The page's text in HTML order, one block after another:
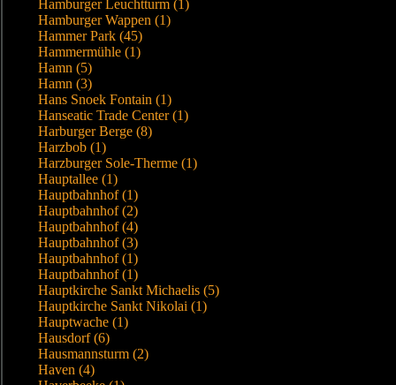
Hamburger Leuchtturm (1)
Hamburger Wappen (1)
Hammer Park (45)
Hammermühle (1)
Hamn (5)
Hamn (3)
Hans Snoek Fontain (1)
Hanseatic Trade Center (1)
Harburger Berge (8)
Harzbob (1)
Harzburger Sole-Therme (1)
Hauptallee (1)
Hauptbahnhof (1)
Hauptbahnhof (2)
Hauptbahnhof (4)
Hauptbahnhof (3)
Hauptbahnhof (1)
Hauptbahnhof (1)
Hauptkirche Sankt Michaelis (5)
Hauptkirche Sankt Nikolai (1)
Hauptwache (1)
Hausdorf (6)
Hausmannsturm (2)
Haven (4)